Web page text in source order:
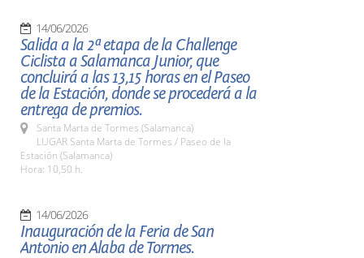
14/06/2026
Salida a la 2ª etapa de la Challenge
Ciclista a Salamanca Junior, que
concluirá a las 13,15 horas en el Paseo
de la Estación, donde se procederá a la
entrega de premios.
Santa Marta de Tormes (Salamanca)
LUGAR Santa Marta de Tormes / Paseo de la
Estación (Salamanca)
Hora: 10,50 h.
14/06/2026
Inauguración de la Feria de San
Antonio en Alaba de Tormes.